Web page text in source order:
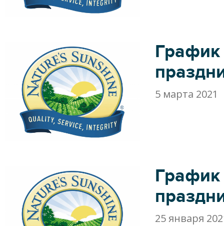
5 марта 2021
25 января